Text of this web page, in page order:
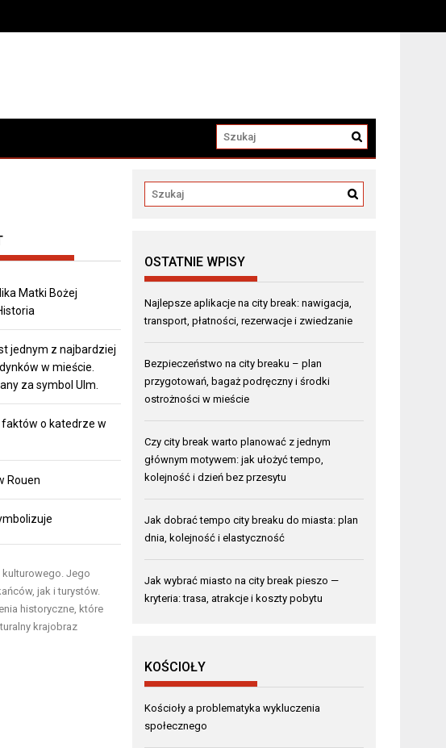
Matki Bożej
jednym z najbardziej
w mieście.
za symbol Ulm.
o katedrze w
Rouen
kulturowego. Jego
jak i turystów.
historyczne, które
krajobraz
OSTATNIE WPISY
Najlepsze aplikacje na city break: nawigacja,
transport, płatności, rezerwacje i zwiedzanie
Bezpieczeństwo na city breaku – plan
przygotowań, bagaż podręczny i środki
ostrożności w mieście
Czy city break warto planować z jednym
głównym motywem: jak ułożyć tempo,
kolejność i dzień bez przesytu
Jak dobrać tempo city breaku do miasta: plan
dnia, kolejność i elastyczność
Jak wybrać miasto na city break pieszo —
kryteria: trasa, atrakcje i koszty pobytu
KOŚCIOŁY
Kościoły a problematyka wykluczenia
społecznego